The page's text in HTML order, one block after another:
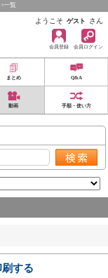
一覧
ようこそ ゲスト さん
会員登録 会員ログイン
まとめ Q&A
動画 手順・使い方
する